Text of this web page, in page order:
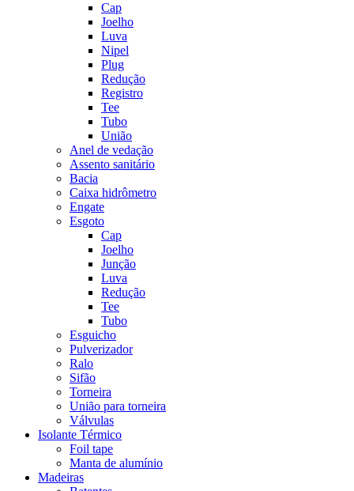
Cap
Joelho
Luva
Nipel
Plug
Redução
Registro
Tee
Tubo
União
Anel de vedação
Assento sanitário
Bacia
Caixa hidrômetro
Engate
Esgoto
Cap
Joelho
Junção
Luva
Redução
Tee
Tubo
Esguicho
Pulverizador
Ralo
Sifão
Torneira
União para torneira
Válvulas
Isolante Térmico
Foil tape
Manta de alumínio
Madeiras